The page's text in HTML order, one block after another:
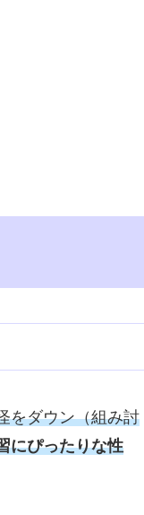
をダウン（組み討
にぴったりな性